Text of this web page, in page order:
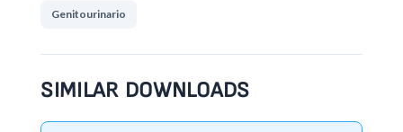
Genitourinario
SIMILAR DOWNLOADS